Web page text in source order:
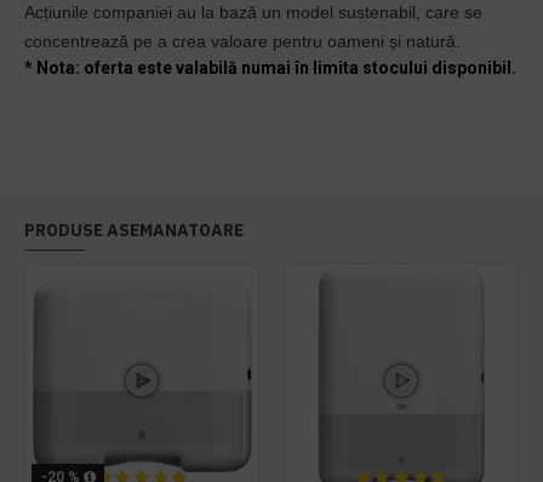
Acțiunile companiei au la bază un model sustenabil, care se
concentrează pe a crea valoare pentru oameni și natură.
* Nota: oferta este valabilă numai în limita stocului disponibil.
PRODUSE ASEMANATOARE
-20 %